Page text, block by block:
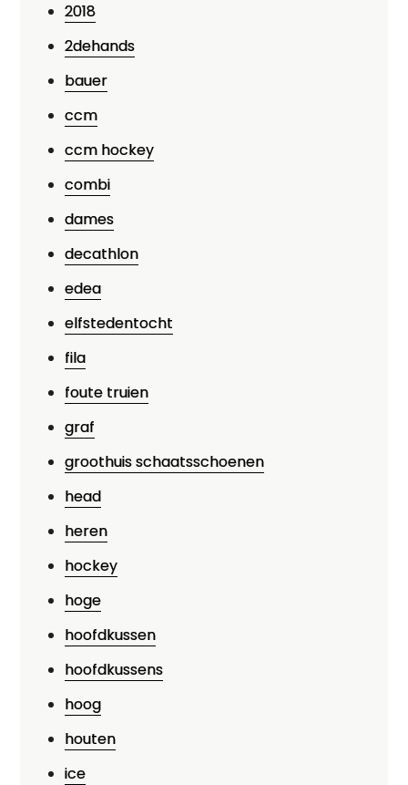
2018
2dehands
bauer
ccm
ccm hockey
combi
dames
decathlon
edea
elfstedentocht
fila
foute truien
graf
groothuis schaatsschoenen
head
heren
hockey
hoge
hoofdkussen
hoofdkussens
hoog
houten
ice